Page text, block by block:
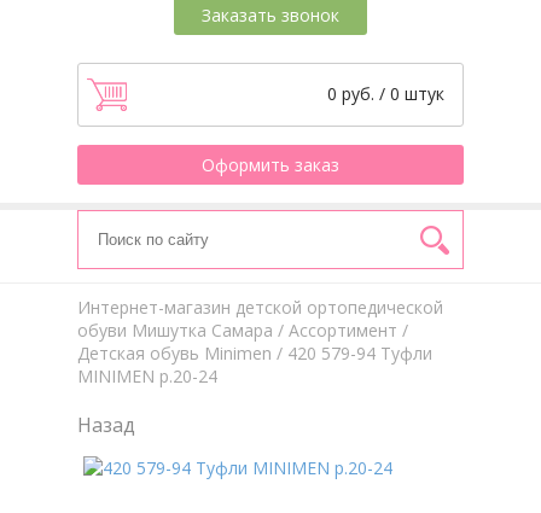
Заказать звонок
0 руб. / 0 штук
Оформить заказ
Интернет-магазин детской ортопедической
обуви Мишутка Самара / Aссортимент /
Детская обувь Minimen / 420 579-94 Туфли
MINIMEN р.20-24
Назад